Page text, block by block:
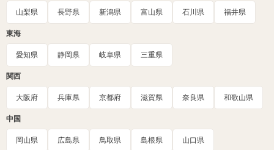
山梨県 長野県 新潟県 富山県 石川県 福井県
東海
愛知県 静岡県 岐阜県 三重県
関西
大阪府 兵庫県 京都府 滋賀県 奈良県 和歌山県
中国
岡山県 広島県 鳥取県 島根県 山口県